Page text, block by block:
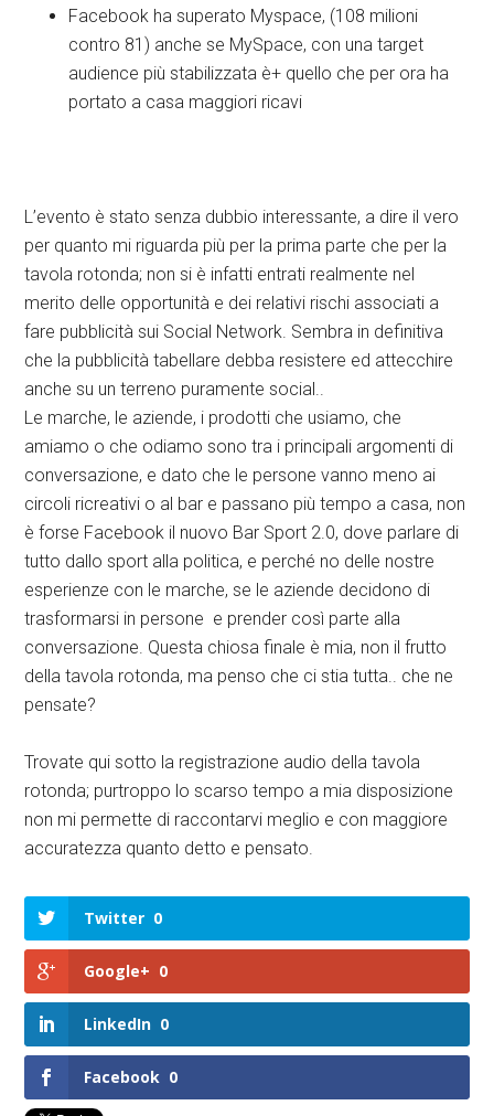
Facebook ha superato Myspace, (108 milioni
contro 81) anche se MySpace, con una target
audience più stabilizzata è+ quello che per ora ha
portato a casa maggiori ricavi
L’evento è stato senza dubbio interessante, a dire il vero
per quanto mi riguarda più per la prima parte che per la
tavola rotonda; non si è infatti entrati realmente nel
merito delle opportunità e dei relativi rischi associati a
fare pubblicità sui Social Network. Sembra in definitiva
che la pubblicità tabellare debba resistere ed attecchire
anche su un terreno puramente social..
Le marche, le aziende, i prodotti che usiamo, che
amiamo o che odiamo sono tra i principali argomenti di
conversazione, e dato che le persone vanno meno ai
circoli ricreativi o al bar e passano più tempo a casa, non
è forse Facebook il nuovo Bar Sport 2.0, dove parlare di
tutto dallo sport alla politica, e perché no delle nostre
esperienze con le marche, se le aziende decidono di
trasformarsi in persone e prender così parte alla
conversazione. Questa chiosa finale è mia, non il frutto
della tavola rotonda, ma penso che ci stia tutta.. che ne
pensate?
Trovate qui sotto la registrazione audio della tavola
rotonda; purtroppo lo scarso tempo a mia disposizione
non mi permette di raccontarvi meglio e con maggiore
accuratezza quanto detto e pensato.
Twitter 0
Google+ 0
LinkedIn 0
Facebook 0